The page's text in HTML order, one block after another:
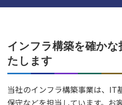
インフラ構築を確か
たします
当社のインフラ構築事業は、IT